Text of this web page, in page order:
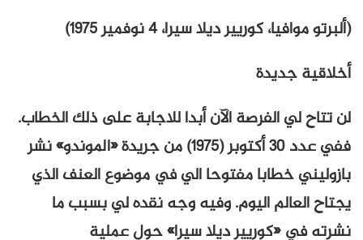
(ألبرتو موافيا، كوريير ديلا سيرا، 4 نوفمير 1975)
أخلاقية جديدة
لن تتاح لي الفرصة الآن أبدا للاجابة على ذلك الخطاب.
ففي عدد 30 أكتوبر (1975) من جريدة «الموندو» نشر
بازوليني خطابا مفتوحا الي في موضوع العنف الذي
يجتاح العالم اليوم. وفيه وجه نقده لي بسبب ما
نشرته في «كوريير ديلا سيرا» حول عملية